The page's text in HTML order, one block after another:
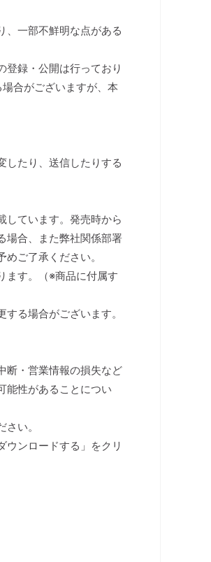
、一部不鮮明な点がある
登録・公開は行っており
合がございますが、本
したり、送信したりする
しています。発売時から
場合、また弊社関係部署
ご了承ください。
ます。（※商品に付属す
る場合がございます。
断・営業情報の損失など
能性があることについ
い。
ンロードする」をクリ